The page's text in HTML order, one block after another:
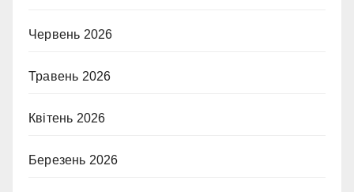
Червень 2026
Травень 2026
Квітень 2026
Березень 2026